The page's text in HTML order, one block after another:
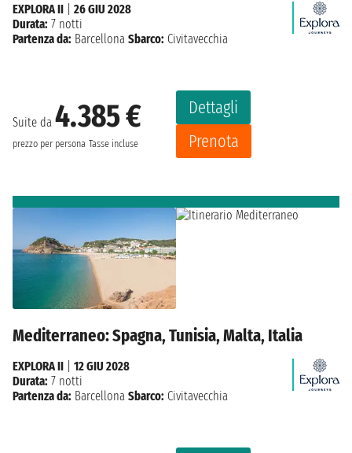
Suite da 4.385 €
prezzo per persona Tasse incluse
Dettagli
Prenota
EXPLORA II
26 GIU 2028
Durata: 7 notti
Partenza da: Barcellona Sbarco: Civitavecchia
Mediterraneo: Spagna, Tunisia, Malta, Italia
EXPLORA II
12 GIU 2028
Durata: 7 notti
Partenza da: Barcellona Sbarco: Civitavecchia